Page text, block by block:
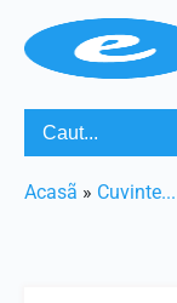
Acasã » Cuvinte...